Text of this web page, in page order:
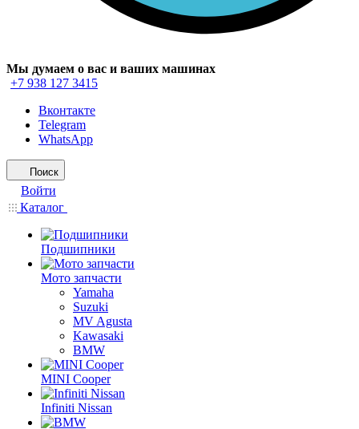
Мы думаем о вас и ваших машинах
+7 938 127 3415
Вконтакте
Telegram
WhatsApp
Поиск
Войти
Каталог
Подшипники
Мото запчасти
Yamaha
Suzuki
MV Agusta
Kawasaki
BMW
MINI Cooper
Infiniti Nissan